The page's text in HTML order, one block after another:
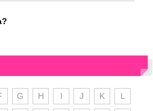
G H I J K L